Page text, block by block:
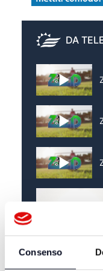
Consenso
DA